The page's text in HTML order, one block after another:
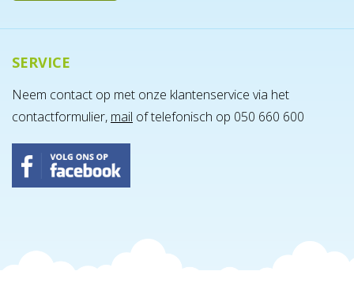
SERVICE
Neem contact op met onze klantenservice via het
contactformulier, mail of telefonisch op 050 660 600